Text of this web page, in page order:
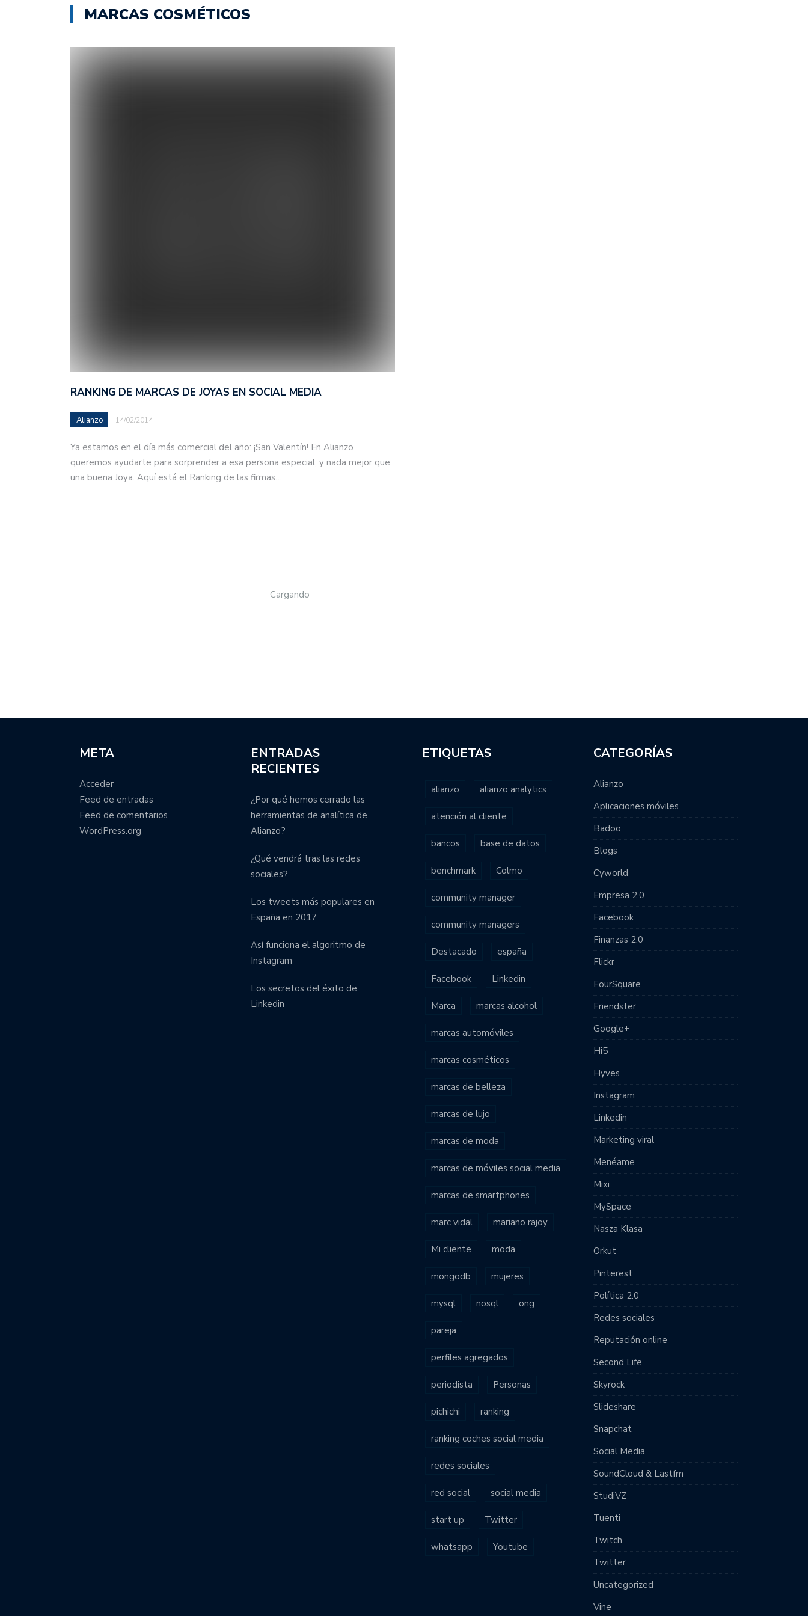
MARCAS COSMÉTICOS
RANKING DE MARCAS DE JOYAS EN SOCIAL MEDIA
Alianzo 14/02/2014
Ya estamos en el día más comercial del año: ¡San Valentín! En Alianzo
queremos ayudarte para sorprender a esa persona especial, y nada mejor que
una buena Joya. Aquí está el Ranking de las firmas…
Cargando
META
Acceder
Feed de entradas
Feed de comentarios
WordPress.org
ENTRADAS
RECIENTES
¿Por qué hemos cerrado las
herramientas de analítica de
Alianzo?
¿Qué vendrá tras las redes
sociales?
Los tweets más populares en
España en 2017
Así funciona el algoritmo de
Instagram
Los secretos del éxito de
Linkedin
ETIQUETAS
alianzo alianzo analytics
atención al cliente
bancos base de datos
benchmark Colmo
community manager
community managers
Destacado españa
Facebook Linkedin
Marca marcas alcohol
marcas automóviles
marcas cosméticos
marcas de belleza
marcas de lujo
marcas de moda
marcas de móviles social media
marcas de smartphones
marc vidal mariano rajoy
Mi cliente moda
mongodb mujeres
mysql nosql ong
pareja
perfiles agregados
periodista Personas
pichichi ranking
ranking coches social media
redes sociales
red social social media
start up Twitter
whatsapp Youtube
CATEGORÍAS
Alianzo
Aplicaciones móviles
Badoo
Blogs
Cyworld
Empresa 2.0
Facebook
Finanzas 2.0
Flickr
FourSquare
Friendster
Google+
Hi5
Hyves
Instagram
Linkedin
Marketing viral
Menéame
Mixi
MySpace
Nasza Klasa
Orkut
Pinterest
Política 2.0
Redes sociales
Reputación online
Second Life
Skyrock
Slideshare
Snapchat
Social Media
SoundCloud & Lastfm
StudiVZ
Tuenti
Twitch
Twitter
Uncategorized
Vine